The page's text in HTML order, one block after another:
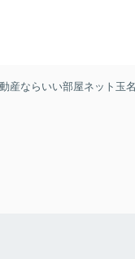
産ならいい部屋ネット玉